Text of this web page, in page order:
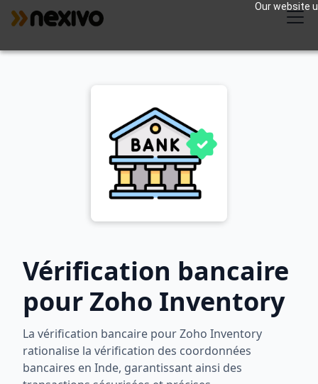
Our website
Vérification bancaire
pour Zoho Inventory
La vérification bancaire pour Zoho Inventory
rationalise la vérification des coordonnées
bancaires en Inde, garantissant ainsi des